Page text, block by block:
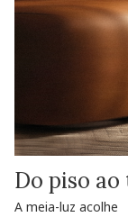
Do piso
A meia-luz acolhe